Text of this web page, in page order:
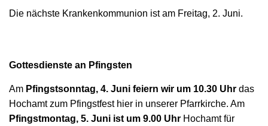
Die nächste Krankenkommunion ist am Freitag, 2. Juni.
Gottesdienste an Pfingsten
Am Pfingstsonntag, 4. Juni feiern wir um 10.30 Uhr das
Hochamt zum Pfingstfest hier in unserer Pfarrkirche. Am
Pfingstmontag, 5. Juni ist um 9.00 Uhr Hochamt für